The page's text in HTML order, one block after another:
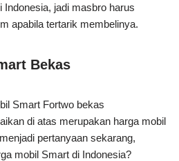
jadi masbro harus
apabila tertarik membelinya.
Bekas
di atas merupakan harga mobil
pertanyaan sekarang,
mobil Smart di Indonesia?